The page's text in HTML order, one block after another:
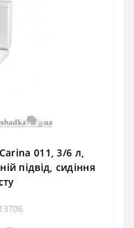
011, 3/6 л,
підвід, сидіння